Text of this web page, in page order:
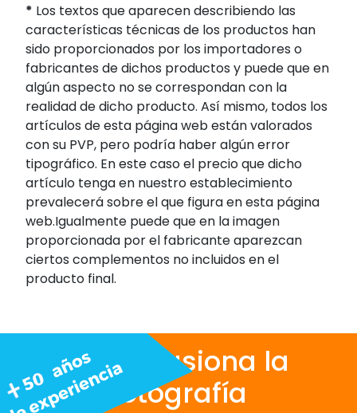
* Los textos que aparecen describiendo las
características técnicas de los productos han
sido proporcionados por los importadores o
fabricantes de dichos productos y puede que en
algún aspecto no se correspondan con la
realidad de dicho producto. Así mismo, todos los
artículos de esta página web están valorados
con su PVP, pero podría haber algún error
tipográfico. En este caso el precio que dicho
artículo tenga en nuestro establecimiento
prevalecerá sobre el que figura en esta página
web.Igualmente puede que en la imagen
proporcionada por el fabricante aparezcan
ciertos complementos no incluidos en el
producto final.
Nos apasiona la
fotografía